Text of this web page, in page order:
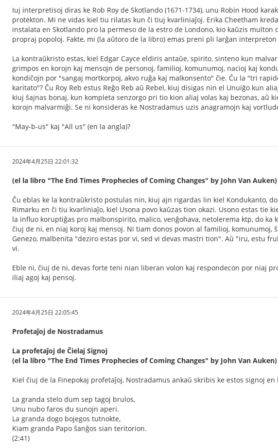
Iuj interpretisoj diras ke Rob Roy de Skotlando (1671-1734), unu Robin Hood
protekton. Mi ne vidas kiel tiu rilatas kun ĉi tiuj kvarliniaĵoj. Erika Cheetham
instalata en Skotlando pro la permeso de la estro de Londono, kio kaŭzis
propraj popoloj. Fakte, mi (la aŭtoro de la libro) emas preni pli larĝan
La kontraŭkristo estas, kiel Edgar Cayce eldiris antaŭe, spirito, sinteno kun
grimpos en korojn kaj mensojn de personoj, familioj, komunumoj, nacioj kaj
kondiĉojn por "sangaj mortkorpoj, akvo ruĝa kaj malkonsento" ĉie. Ĉu la "tri
karitato"? Ĉu Roy Reb estus Reĝo Reb aŭ Rebel, kiuj disigas nin el Unuiĝo kun
kiuj ŝajnas bonaj, kun kompleta senzorgo pri tio kion aliaj volas kaj bezonas, aŭ
korojn malvarmiĝi. Se ni konsideras ke Nostradamus uzis anagramojn kaj
"May-b-us" kaj "All us" (en la angla)?
2024年4月25日 22:01:32
(el la libro "The End Times Prophecies of Coming Changes" by John Van Auken)
Ĉu eblas ke la kontraŭkristo postulas nin, kiuj ajn rigardas lin kiel Kondukanto,
Rimarku en ĉi tiu kvarliniaĵo, kiel Usona povo kaŭzas tion okazi. Usono estas tie
la influo koruptiĝas pro malbonspirito, malico, venĝohava, netolerema ktp, do ka
ĉiuj de ni, en niaj koroj kaj mensoj. Ni tiam donos povon al familioj, komunumoj,
Genezo, malbenita "deziro estas por vi, sed vi devas mastri tion". Aŭ "iru, estu
vi.
Eble ni, ĉiuj de ni, devas forte teni nian liberan volon kaj respondecon por niaj
iliaj agoj kaj pensoj.
2024年4月25日 22:05:45
Profetaĵoj de Nostradamus
La profetaĵoj de Ĉielaj Signoj
(el la libro "The End Times Prophecies of Coming Changes" by John Van Auken)
Kiel ĉiuj de la Finepokaj profetaĵoj, Nostradamus ankaŭ skribis ke estos signoj en
La granda stelo dum sep tagoj brulos,
Unu nubo faros du sunojn aperi.
La granda dogo bojegos tutnokte,
Kiam granda Papo ŝanĝos sian teritorion.
(2:41)